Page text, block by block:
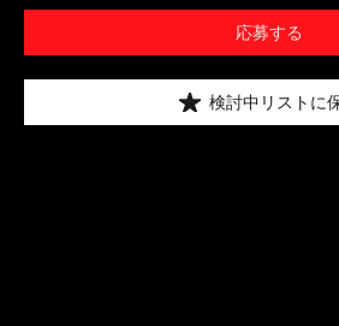
応募する
検討中リストに